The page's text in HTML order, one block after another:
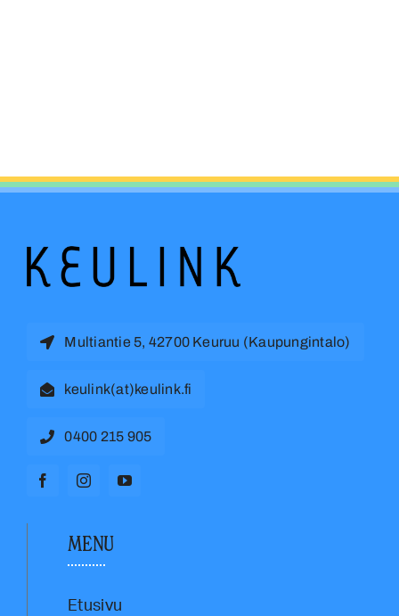
Multiantie 5, 42700 Keuruu (Kaupungintalo)
keulink(at)keulink.fi
0400 215 905
MENU
Etusivu